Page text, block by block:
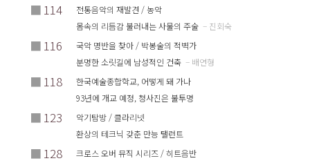
■ 114
전통음악의 재발견 / 농악
몸속의 리듬감 불러내는 사물의 주술 – 진회숙
■ 116
국악 명반을 찾아 / 박봉술의 적벽가
분명한 소릿길에 남성적인 건축 – 배연형
■ 118
한국예술종합학교, 어떻게 돼 가나
93년에 개교 예정, 청사진은 불투명
■ 123
악기탐방 / 클라리넷
환상의 테크닉 갖춘 만능 탤런트
■ 128
크로스 오버 뮤직 시리즈 / 히트음반